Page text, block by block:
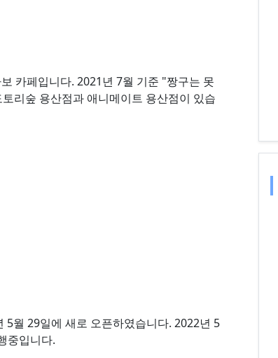
카페입니다. 2021년 7월 기준 "짱구는 못
리숲 용산점과 애니메이트 용산점이 있습
월 29일에 새로 오픈하였습니다. 2022년 5
중입니다.